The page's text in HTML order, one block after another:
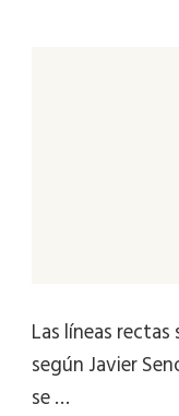
Las líneas
según Javier
se …